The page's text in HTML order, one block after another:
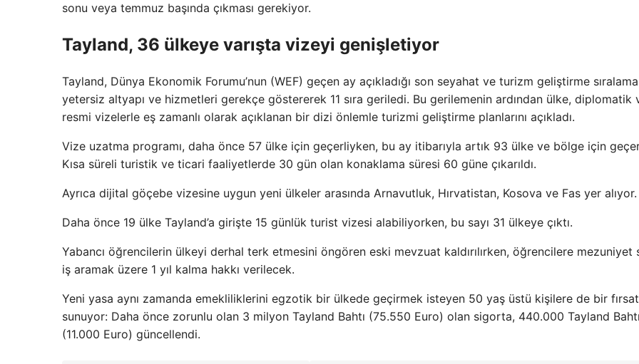
sonu veya temmuz başında çıkması gerekiyor.
Tayland, 36 ülkeye varışta vizeyi genişletiyor
Tayland, Dünya Ekonomik Forumu’nun (WEF) geçen ay açıkladığı son seyahat ve turizm geliştirme
yetersiz altyapı ve hizmetleri gerekçe göstererek 11 sıra geriledi. Bu gerilemenin ardından ülke, diplomatik
resmi vizelerle eş zamanlı olarak açıklanan bir dizi önlemle turizmi geliştirme planlarını açıkladı.
Vize uzatma programı, daha önce 57 ülke için geçerliyken, bu ay itibarıyla artık 93 ülke ve bölge için
Kısa süreli turistik ve ticari faaliyetlerde 30 gün olan konaklama süresi 60 güne çıkarıldı.
Ayrıca dijital göçebe vizesine uygun yeni ülkeler arasında Arnavutluk, Hırvatistan, Kosova ve Fas yer alıyor.
Daha önce 19 ülke Tayland’a girişte 15 günlük turist vizesi alabiliyorken, bu sayı 31 ülkeye çıktı.
Yabancı öğrencilerin ülkeyi derhal terk etmesini öngören eski mevzuat kaldırılırken, öğrencilere mezuniyet
iş aramak üzere 1 yıl kalma hakkı verilecek.
Yeni yasa aynı zamanda emekliliklerini egzotik bir ülkede geçirmek isteyen 50 yaş üstü kişilere de bir fırsat
sunuyor: Daha önce zorunlu olan 3 milyon Tayland Bahtı (75.550 Euro) olan sigorta, 440.000 Tayland
(11.000 Euro) güncellendi.